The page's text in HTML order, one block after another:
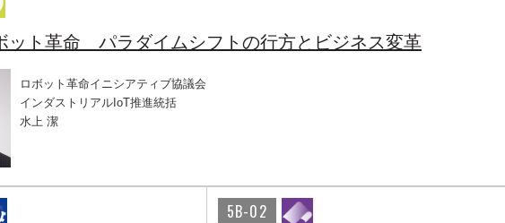
ット革命 パラダイムシフトの行方とビジネス変革
ロボット革命イニシアティブ協議会
インダストリアルIoT推進統括
水上 潔
5B-02